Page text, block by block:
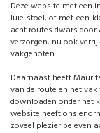
Deze website met een
luie-stoel, of met-een-
acht routes dwars
verzorgen, nu ook
vakgenoten.
Daarnaast heeft
van de route en het vak
downloaden onder het
website heeft ons
zoveel plezier beleven